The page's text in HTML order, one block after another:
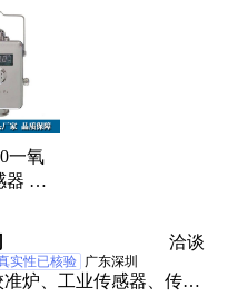
碳传感器、矿用气动葫
液压支柱、刮板机及配
一氧
器 检
安装
简单
洽谈
实性已核验 广东深圳
炉、工业传感器、传感